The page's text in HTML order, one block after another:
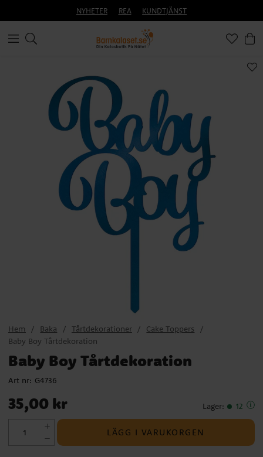
NYHETER REA KUNDTJÄNST
Hem Baka Tårtdekorationer
Cake Toppers
Baby Boy Tårtdekoration
Baby Boy Tårtdekoration
Art nr: G4736
Pris
35,00 kr
35,00 kr Lager: 12
LÄGG I VARUKORGEN